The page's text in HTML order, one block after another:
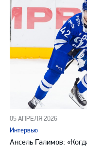
05 АПРЕЛЯ 2026
Интервью
Ансель Галимов: